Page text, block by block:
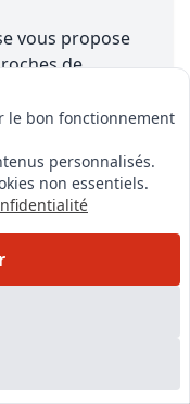
vous propose
de
de 126.0 mètres,
le numéro
d'environ
le bon fonctionnement
personnalisés.
non essentiels.